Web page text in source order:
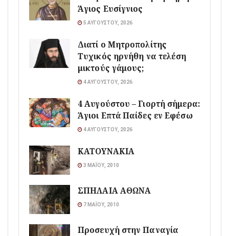
Άγιος Ευσίγνιος
5 ΑΥΓΟΎΣΤΟΥ, 2026
Διατί ο Μητροπολίτης
Τυχικός ηρνήθη να τελέση
μικτούς γάμους;
4 ΑΥΓΟΎΣΤΟΥ, 2026
4 Αυγούστου – Γιορτή σήμερα:
Άγιοι Επτά Παίδες εν Εφέσω
4 ΑΥΓΟΎΣΤΟΥ, 2026
ΚΑΤΟΥΝΑΚΙΑ
3 ΜΑΪ́ΟΥ, 2010
ΣΠΗΛΑΙΑ ΑΘΩΝΑ
7 ΜΑΪ́ΟΥ, 2010
Προσευχή στην Παναγία